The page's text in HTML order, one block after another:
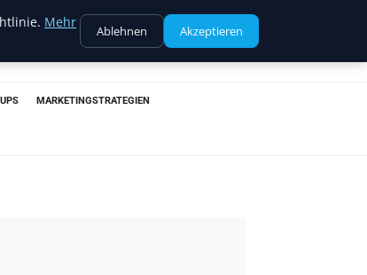
MARKETINGSTRATEGIEN
Mehr
Ablehnen Akzeptieren